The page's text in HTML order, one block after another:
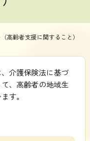
高齢者支援に関すること）
介護保険法に基づ
、高齢者の地域生
す。